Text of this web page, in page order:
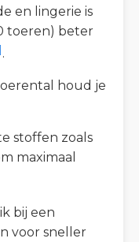
en lingerie is
toeren) beter
.
houd je
stoffen zoals
maximaal
bij een
voor sneller